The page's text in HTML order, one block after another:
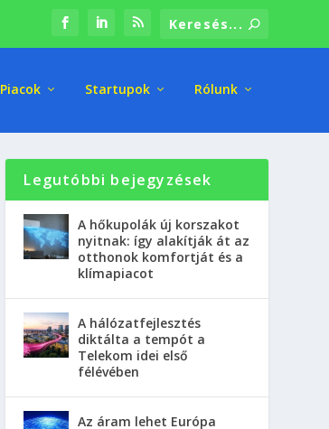
Piacok Startupok Rólunk
Legutóbbi bejegyzések
A hőkupolák új korszakot
nyitnak: így alakítják át az
otthonok komfortját és a
klímapiacot
A hálózatfejlesztés
diktálta a tempót a
Telekom idei első
félévében
Az áram lehet Európa